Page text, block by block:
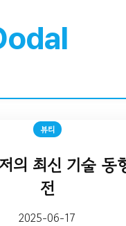
뷰티
의 최신 기술 동
전
2025-06-17